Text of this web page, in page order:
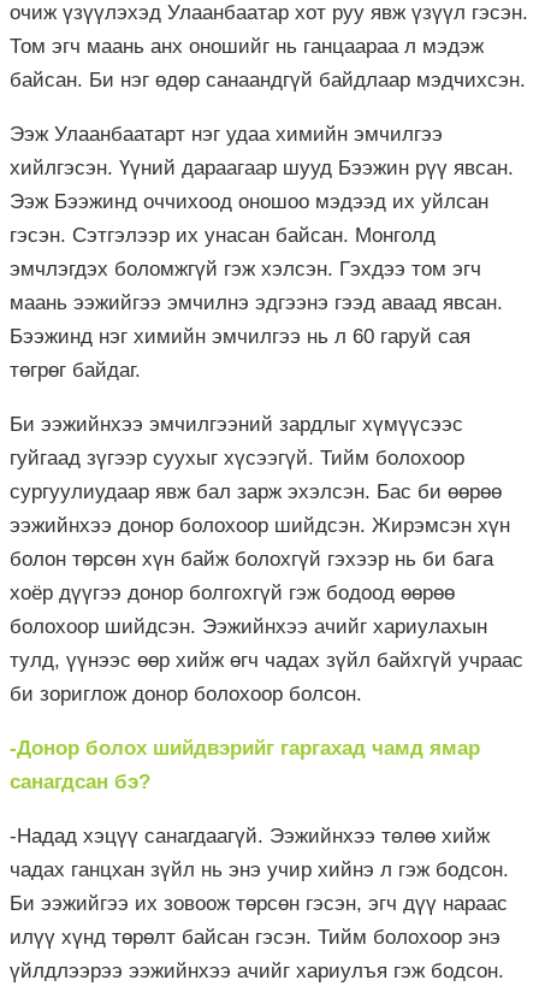
очиж үзүүлэхэд Улаанбаатар хот руу явж үзүүл гэсэн.
Том эгч маань анх оношийг нь ганцаараа л мэдэж
байсан. Би нэг өдөр санаандгүй байдлаар мэдчихсэн.
Ээж Улаанбаатарт нэг удаа химийн эмчилгээ
хийлгэсэн. Үүний дараагаар шууд Бээжин рүү явсан.
Ээж Бээжинд оччихоод оношоо мэдээд их уйлсан
гэсэн. Сэтгэлээр их унасан байсан. Монголд
эмчлэгдэх боломжгүй гэж хэлсэн. Гэхдээ том эгч
маань ээжийгээ эмчилнэ эдгээнэ гээд аваад явсан.
Бээжинд нэг химийн эмчилгээ нь л 60 гаруй сая
төгрөг байдаг.
Би ээжийнхээ эмчилгээний зардлыг хүмүүсээс
гуйгаад зүгээр суухыг хүсээгүй. Тийм болохоор
сургуулиудаар явж бал зарж эхэлсэн. Бас би өөрөө
ээжийнхээ донор болохоор шийдсэн. Жирэмсэн хүн
болон төрсөн хүн байж болохгүй гэхээр нь би бага
хоёр дүүгээ донор болгохгүй гэж бодоод өөрөө
болохоор шийдсэн. Ээжийнхээ ачийг хариулахын
тулд, үүнээс өөр хийж өгч чадах зүйл байхгүй учраас
би зориглож донор болохоор болсон.
-Донор болох шийдвэрийг гаргахад чамд ямар
санагдсан бэ?
-Надад хэцүү санагдаагүй. Ээжийнхээ төлөө хийж
чадах ганцхан зүйл нь энэ учир хийнэ л гэж бодсон.
Би ээжийгээ их зовоож төрсөн гэсэн, эгч дүү нараас
илүү хүнд төрөлт байсан гэсэн. Тийм болохоор энэ
үйлдлээрээ ээжийнхээ ачийг хариулъя гэж бодсон.